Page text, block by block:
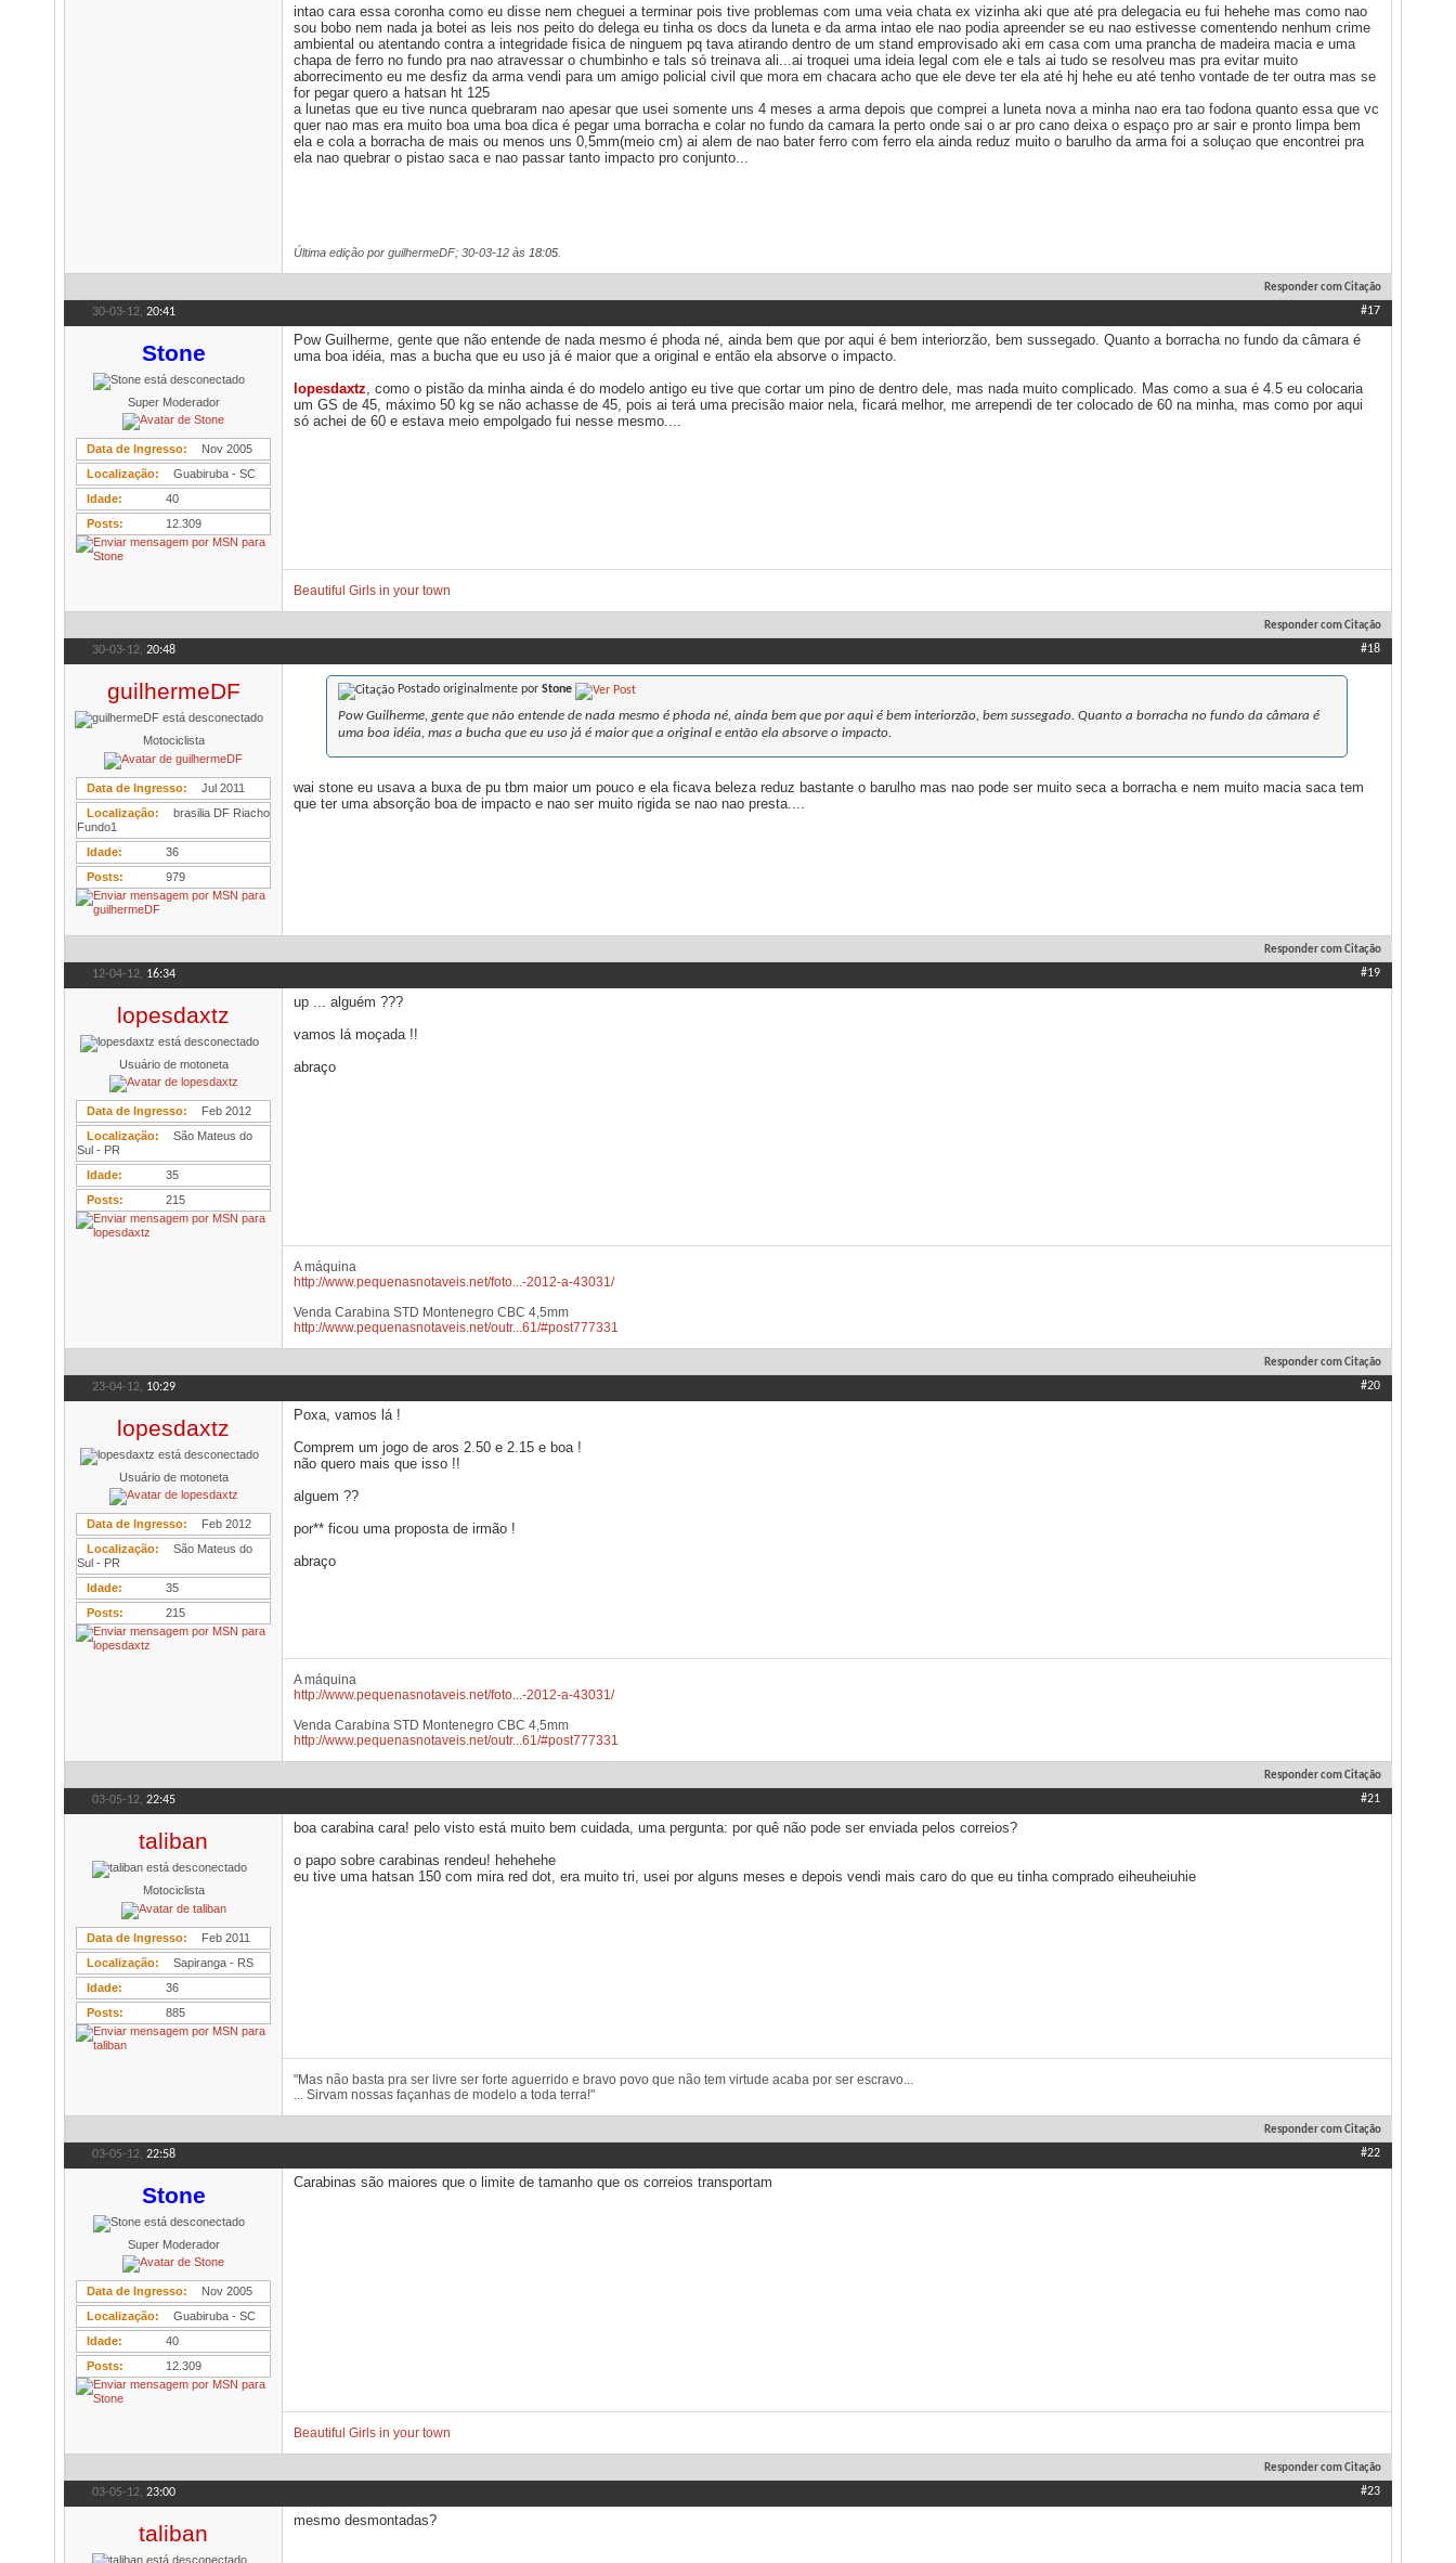
intao cara essa coronha como eu disse nem cheguei a terminar pois tive problemas com uma veia chata ex vizinha aki que até pra delegacia eu fui hehehe mas como nao
sou bobo nem nada ja botei as leis nos peito do delega eu tinha os docs da luneta e da arma intao ele nao podia apreender se eu nao estivesse comentendo nenhum crime
ambiental ou atentando contra a integridade fisica de ninguem pq tava atirando dentro de um stand emprovisado aki em casa com uma prancha de madeira macia e uma
chapa de ferro no fundo pra nao atravessar o chumbinho e tals só treinava ali...ai troquei uma ideia legal com ele e tals ai tudo se resolveu mas pra evitar muito
aborrecimento eu me desfiz da arma vendi para um amigo policial civil que mora em chacara acho que ele deve ter ela até hj hehe eu até tenho vontade de ter outra mas se
for pegar quero a hatsan ht 125
a lunetas que eu tive nunca quebraram nao apesar que usei somente uns 4 meses a arma depois que comprei a luneta nova a minha nao era tao fodona quanto essa que vc
quer nao mas era muito boa uma boa dica é pegar uma borracha e colar no fundo da camara la perto onde sai o ar pro cano deixa o espaço pro ar sair e pronto limpa bem
ela e cola a borracha de mais ou menos uns 0,5mm(meio cm) ai alem de nao bater ferro com ferro ela ainda reduz muito o barulho da arma foi a soluçao que encontrei pra
ela nao quebrar o pistao saca e nao passar tanto impacto pro conjunto...
Última edição por guilhermeDF; 30-03-12 às 18:05
Responder com Citação
30-03-12, 20:41 #17
Stone
Super Moderador
Data de Ingresso
Nov 2005
Localização
Guabiruba - SC
Idade
40
Posts
12.309
Pow Guilherme, gente que não entende de nada mesmo é phoda né, ainda bem que por aqui é bem interiorzão, bem sussegado. Quanto a borracha no fundo da câmara é
uma boa idéia, mas a bucha que eu uso já é maior que a original e então ela absorve o impacto.
lopesdaxtz, como o pistão da minha ainda é do modelo antigo eu tive que cortar um pino de dentro dele, mas nada muito complicado. Mas como a sua é 4.5 eu colocaria
um GS de 45, máximo 50 kg se não achasse de 45, pois ai terá uma precisão maior nela, ficará melhor, me arrependi de ter colocado de 60 na minha, mas como por aqui
só achei de 60 e estava meio empolgado fui nesse mesmo....
Beautiful Girls in your town
Responder com Citação
30-03-12, 20:48 #18
guilhermeDF
Motociclista
Data de Ingresso
Jul 2011
Localização
brasilia DF Riacho
Fundo1
Idade
36
Posts
979
Postado originalmente por Stone
Pow Guilherme, gente que não entende de nada mesmo é phoda né, ainda bem que por aqui é bem interiorzão, bem sussegado. Quanto a borracha no fundo da câmara é
uma boa idéia, mas a bucha que eu uso já é maior que a original e então ela absorve o impacto.
wai stone eu usava a buxa de pu tbm maior um pouco e ela ficava beleza reduz bastante o barulho mas nao pode ser muito seca a borracha e nem muito macia saca tem
que ter uma absorção boa de impacto e nao ser muito rigida se nao nao presta....
Responder com Citação
12-04-12, 16:34 #19
lopesdaxtz
Usuário de motoneta
Data de Ingresso
Feb 2012
Localização
São Mateus do
Sul - PR
Idade
35
Posts
215
up ... alguém ???
vamos lá moçada !!
abraço
A máquina
http://www.pequenasnotaveis.net/foto...-2012-a-43031/
Venda Carabina STD Montenegro CBC 4,5mm
http://www.pequenasnotaveis.net/outr...61/#post777331
Responder com Citação
23-04-12, 10:29 #20
lopesdaxtz
Usuário de motoneta
Data de Ingresso
Feb 2012
Localização
São Mateus do
Sul - PR
Idade
35
Posts
215
Poxa, vamos lá !
Comprem um jogo de aros 2.50 e 2.15 e boa !
não quero mais que isso !!
alguem ??
por** ficou uma proposta de irmão !
abraço
A máquina
http://www.pequenasnotaveis.net/foto...-2012-a-43031/
Venda Carabina STD Montenegro CBC 4,5mm
http://www.pequenasnotaveis.net/outr...61/#post777331
Responder com Citação
03-05-12, 22:45 #21
taliban
Motociclista
Data de Ingresso
Feb 2011
Localização
Sapiranga - RS
Idade
36
Posts
885
boa carabina cara! pelo visto está muito bem cuidada, uma pergunta: por quê não pode ser enviada pelos correios?
o papo sobre carabinas rendeu! hehehehe
eu tive uma hatsan 150 com mira red dot, era muito tri, usei por alguns meses e depois vendi mais caro do que eu tinha comprado eiheuheiuhie
"Mas não basta pra ser livre ser forte aguerrido e bravo povo que não tem virtude acaba por ser escravo...
... Sirvam nossas façanhas de modelo a toda terra!"
Responder com Citação
03-05-12, 22:58 #22
Stone
Super Moderador
Data de Ingresso
Nov 2005
Localização
Guabiruba - SC
Idade
40
Posts
12.309
Carabinas são maiores que o limite de tamanho que os correios transportam
Beautiful Girls in your town
Responder com Citação
03-05-12, 23:00 #23
taliban
mesmo desmontadas?